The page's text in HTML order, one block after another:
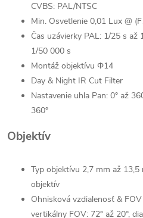
CVBS: PAL/NTSC
Min. Osvetlenie 0,01 Lux @
Čas uzávierky PAL: 1/25 s až
1/50 000 s
Montáž objektívu Φ14
Day & Night IR Cut Filter
Nastavenie uhla Pan: 0° až
360°
Objektív
Typ objektívu 2,7 mm až
objektív
Ohnisková vzdialenosť & FOV
vertikálny FOV: 72° až 20°,